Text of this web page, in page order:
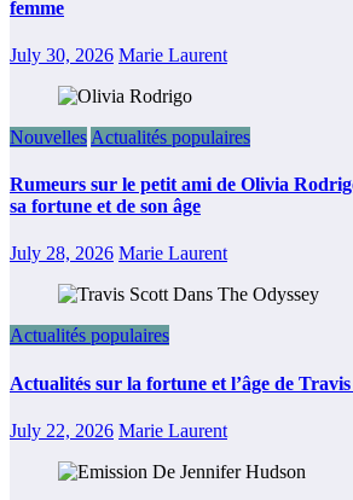
femme
July 30, 2026 Marie Laurent
Nouvelles Actualités populaires
Rumeurs sur le petit ami de Olivia
sa fortune et de son âge
July 28, 2026 Marie Laurent
Actualités populaires
Actualités sur la fortune et l’âge de
July 22, 2026 Marie Laurent